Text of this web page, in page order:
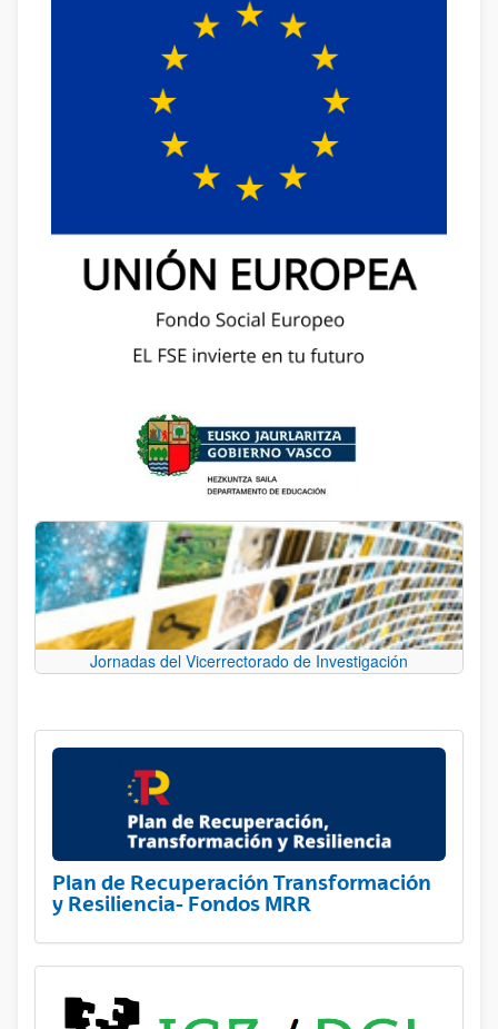
Jornadas del Vicerrectorado de Investigación
Plan de Recuperación Transformación
y Resiliencia- Fondos MRR